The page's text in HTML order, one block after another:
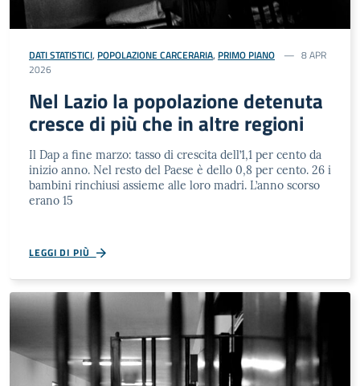
DATI STATISTICI, POPOLAZIONE CARCERARIA, PRIMO PIANO
8 APR
2026
Nel Lazio la popolazione detenuta
cresce di più che in altre regioni
Il Dap a fine marzo: tasso di crescita dell’1,1 per cento da
inizio anno. Nel resto del Paese è dello 0,8 per cento. 26 i
bambini rinchiusi assieme alle loro madri. L’anno scorso
erano 15
LEGGI DI PIÙ